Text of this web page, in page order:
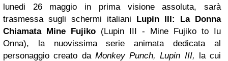
lunedi 26 maggio in prima visione assoluta, sarà
trasmessa sugli schermi italiani Lupin III: La Donna
Chiamata Mine Fujiko (Lupin III - Mine Fujiko to Iu
Onna), la nuovissima serie animata dedicata al
personaggio creato da Monkey Punch, Lupin III, la cui